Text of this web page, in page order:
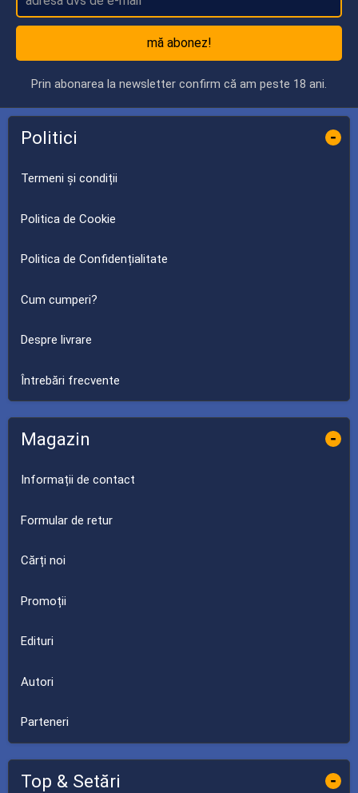
mă abonez!
Prin abonarea la newsletter confirm că am peste 18 ani.
Politici -
Termeni și condiții
Politica de Cookie
Politica de Confidențialitate
Cum cumperi?
Despre livrare
Întrebări frecvente
Magazin -
Informații de contact
Formular de retur
Cărți noi
Promoții
Edituri
Autori
Parteneri
Top & Setări -